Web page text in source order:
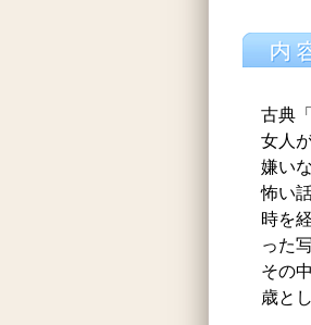
古典
女人
嫌い
怖い
時を
った
その
歳と